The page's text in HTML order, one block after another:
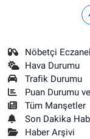
Nöbetçi
Hava Durumu
Trafik Durumu
Puan Durumu
Tüm Manşetler
Son Dakika
Haber Arşivi